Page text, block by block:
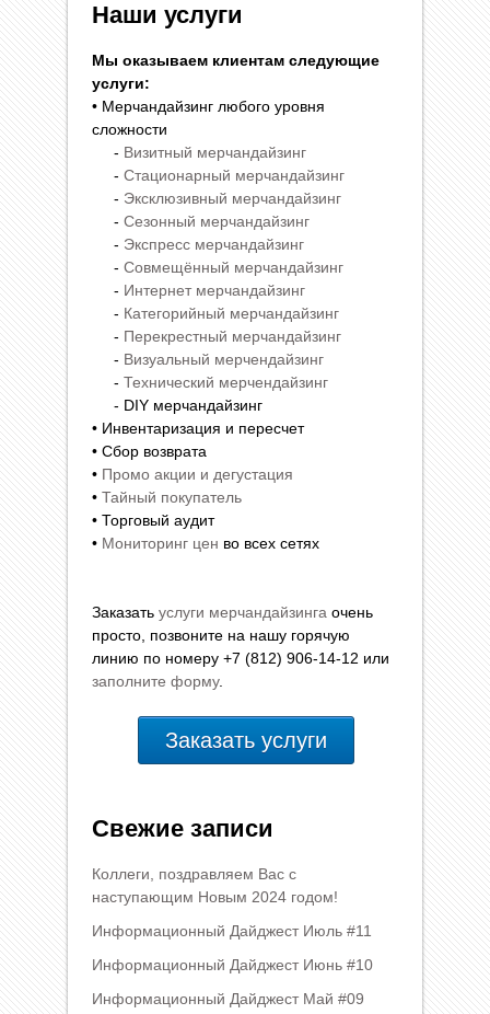
Наши услуги
Мы оказываем клиентам следующие
услуги:
• Мерчандайзинг любого уровня
сложности
- Визитный мерчандайзинг
- Стационарный мерчандайзинг
- Эксклюзивный мерчандайзинг
- Сезонный мерчандайзинг
- Экспресс мерчандайзинг
- Совмещённый мерчандайзинг
- Интернет мерчандайзинг
- Категорийный мерчандайзинг
- Перекрестный мерчандайзинг
- Визуальный мерчендайзинг
- Технический мерчендайзинг
- DIY мерчандайзинг
• Инвентаризация и пересчет
• Сбор возврата
• Промо акции и дегустация
• Тайный покупатель
• Торговый аудит
• Мониторинг цен во всех сетях
Заказать услуги мерчандайзинга очень
просто, позвоните на нашу горячую
линию по номеру +7 (812) 906-14-12 или
заполните форму.
Заказать услуги
Свежие записи
Коллеги, поздравляем Вас с
наступающим Новым 2024 годом!
Информационный Дайджест Июль #11
Информационный Дайджест Июнь #10
Информационный Дайджест Май #09